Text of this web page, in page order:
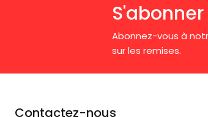
Abonnez-vous à
sur les remises.
Contactez-nous